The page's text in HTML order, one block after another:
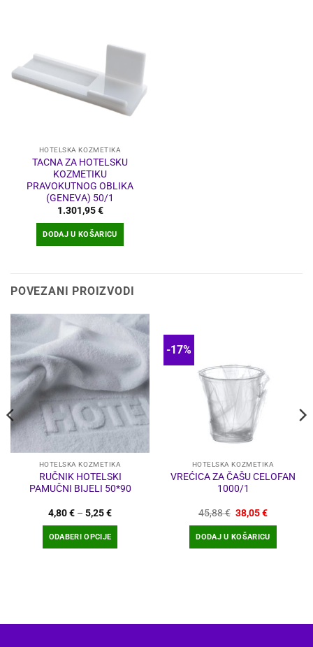
HOTELSKA KOZMETIKA
TACNA ZA HOTELSKU
KOZMETIKU
PRAVOKUTNOG OBLIKA
(GENEVA) 50/1
1.301,95€
DODAJ U KOŠARICU
POVEZANI PROIZVODI
HOTELSKA KOZMETIKA
RUČNIK HOTELSKI
PAMUČNI BIJELI 50*90
4,80€ – 5,25€Raspon
do
ODABERI OPCIJE
-17%
HOTELSKA KOZMETIKA
VREĆICA ZA ČAŠU CELOFAN
1000/1
45,88€ Izvorna
cijena
bila
je:
45,88 €.
38,05€Trenutna
38,05 €.
DODAJ U KOŠARICU